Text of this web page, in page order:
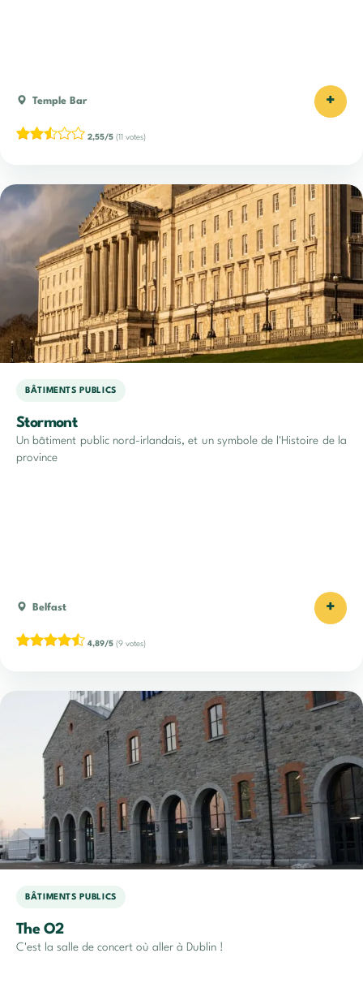
Temple Bar +
2,55/5 (11 votes)
BÂTIMENTS PUBLICS
Stormont
Un bâtiment public nord-irlandais, et un symbole de l'Histoire de la
province
Belfast +
4,89/5 (9 votes)
BÂTIMENTS PUBLICS
The O2
C'est la salle de concert où aller à Dublin !